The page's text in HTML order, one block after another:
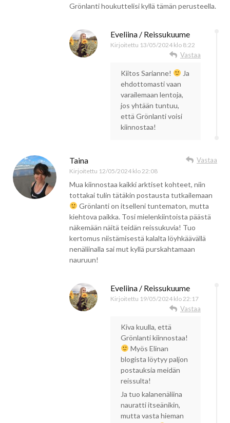
Grönlanti houkuttelisi kyllä tämän perusteella.
Eveliina / Reissukuume
Kirjoitettu 13/05/2024 klo 8:22
Vastaa
Kiitos Sarianne!
Ja
ehdottomasti vaan
varailemaan lentoja,
jos yhtään tuntuu,
että Grönlanti voisi
kiinnostaa!
Taina
Kirjoitettu 12/05/2024 klo 22:08
Vastaa
Mua kiinnostaa kaikki arktiset kohteet, niin
tottakai tulin tätäkin postausta tutkailemaan
Grönlanti on itselleni tuntematon, mutta
kiehtova paikka. Tosi mielenkiintoista päästä
näkemään näitä teidän reissukuvia! Tuo
kertomus niistämisestä kalalta löyhkäävällä
nenäliinalla sai mut kyllä purskahtamaan
nauruun!
Eveliina / Reissukuume
Kirjoitettu 19/05/2024 klo 22:17
Vastaa
Kiva kuulla, että
Grönlanti kiinnostaa!
Myös Elinan
blogista löytyy paljon
postauksia meidän
reissulta!
Ja tuo kalanenäliina
nauratti itseänikin,
mutta vasta hieman